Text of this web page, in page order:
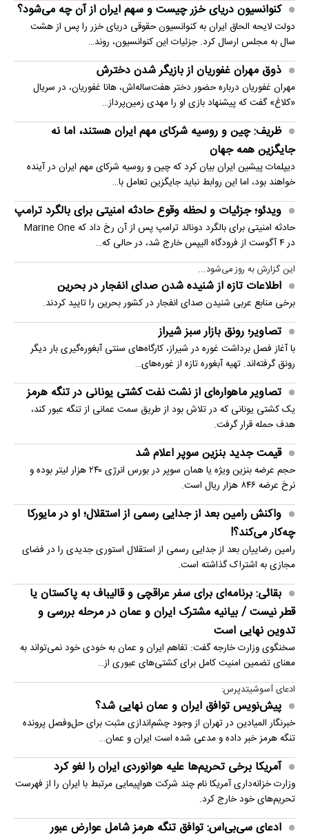
کنوانسیون دریای خزر چیست و سهم ایران از آن چه می‌شود؟
دولت لایحه الحاق ایران به کنوانسیون حقوقی دریای خزر را پس از هشت
سال به مجلس ارسال کرد. جزئیات این کنوانسیون، روند…
ذوق مهران غفوریان از بازیگر شدن دخترش
مهران غفوریان درباره حضور دختر هفت‌ساله‌اش، هانا غفوریان، در سریال
«کلاغ» گفت که پیشنهاد بازی او را مهدی زمین‌پرداز…
ظریف: چین و روسیه شرکای مهم ایران هستند، اما نه
جایگزین همه جهان
دیپلمات پیشین ایران بیان کرد که چین و روسیه شرکای مهم ایران در آینده
خواهند بود، اما این روابط نباید جایگزین تعامل با…
ویدئو؛ جزئیات و لحظه وقوع حادثه امنیتی برای بالگرد ترامپ
حادثه امنیتی برای بالگرد دونالد ترامپ پس از آن رخ داد که Marine One
در ۴ آگوست از فرودگاه الیپس خارج شد، در حالی که…
این گزارش به روز می‌شود...
اطلاعات تازه از شنیده شدن صدای انفجار در بحرین
برخی منابع عربی شنیدن صدای انفجار در کشور بحرین را تایید کردند.
تصاویر؛ رونق بازار سبز شیراز
با آغاز فصل برداشت غوره در شیراز، کارگاه‌های سنتی آبغوره‌گیری بار دیگر
رونق گرفته‌اند. تهیه آبغوره تازه از غوره‌های…
تصاویر ماهواره‌ای از نشت نفت کشتی یونانی در تنگه هرمز
یک کشتی یونانی که در تلاش بود از طریق سمت عمانی از تنگه عبور کند،
هدف حمله قرار گرفت.
قیمت جدید بنزین سوپر اعلام شد
حجم عرضه بنزین ویژه یا همان سوپر در بورس انرژی ۲۴۰ هزار لیتر بوده و
نرخ عرضه ۸۴۶ هزار ریال است.
واکنش رامین بعد از جدایی رسمی از استقلال؛ او در مایورکا
چه‌کار می‌کند؟!
رامین رضاییان بعد از جدایی رسمی از استقلال استوری جدیدی را در فضای
مجازی به اشتراک گذاشته است.
بقائی: برنامه‌ای برای سفر عراقچی و قالیباف به پاکستان یا
قطر نیست / بیانیه مشترک ایران و عمان در مرحله بررسی و
تدوین نهایی است
سخنگوی وزارت خارجه گفت: تفاهم ایران و عمان به خودی خود نمی‌تواند به
معنای تضمین امنیت کامل برای کشتی‌های عبوری از…
ادعای آسوشیتدپرس:
پیش‌نویس توافق ایران و عمان نهایی شد؟
خبرنگار المیادین در تهران از وجود چشم‌اندازی مثبت برای حل‌وفصل پرونده
تنگه هرمز خبر داده و مدعی شده است ایران و عمان…
آمریکا برخی تحریم‌ها علیه هوانوردی ایران را لغو کرد
وزارت خزانه‌داری آمریکا نام چند شرکت هواپیمایی مرتبط با ایران را از فهرست
تحریم‌های خود خارج کرد.
ادعای سی‌بی‌اس: توافق تنگه هرمز شامل عوارض عبور